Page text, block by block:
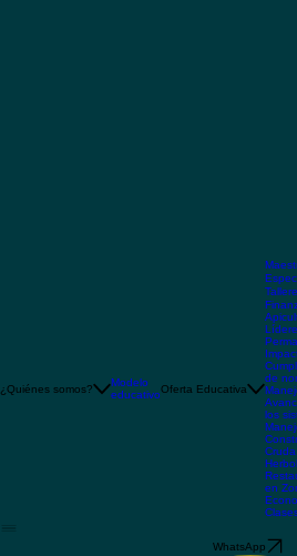
de
los
Cruda
en